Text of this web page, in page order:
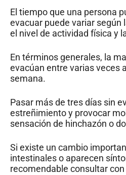
El tiempo que una persona
evacuar puede variar según
el nivel de actividad física y
En términos generales, la
evacúan entre varias veces
semana.
Pasar más de tres días sin
estreñimiento y provocar
sensación de hinchazón o
Si existe un cambio
intestinales o aparecen
recomendable consultar